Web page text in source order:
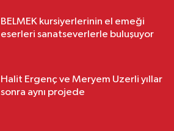
BELMEK kursiyerlerinin el emeği
eserleri sanatseverlerle buluşuyor
Halit Ergenç ve Meryem Uzerli yıllar
sonra aynı projede